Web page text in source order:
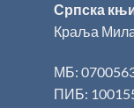
Српска
Краља
МБ:
ПИБ: